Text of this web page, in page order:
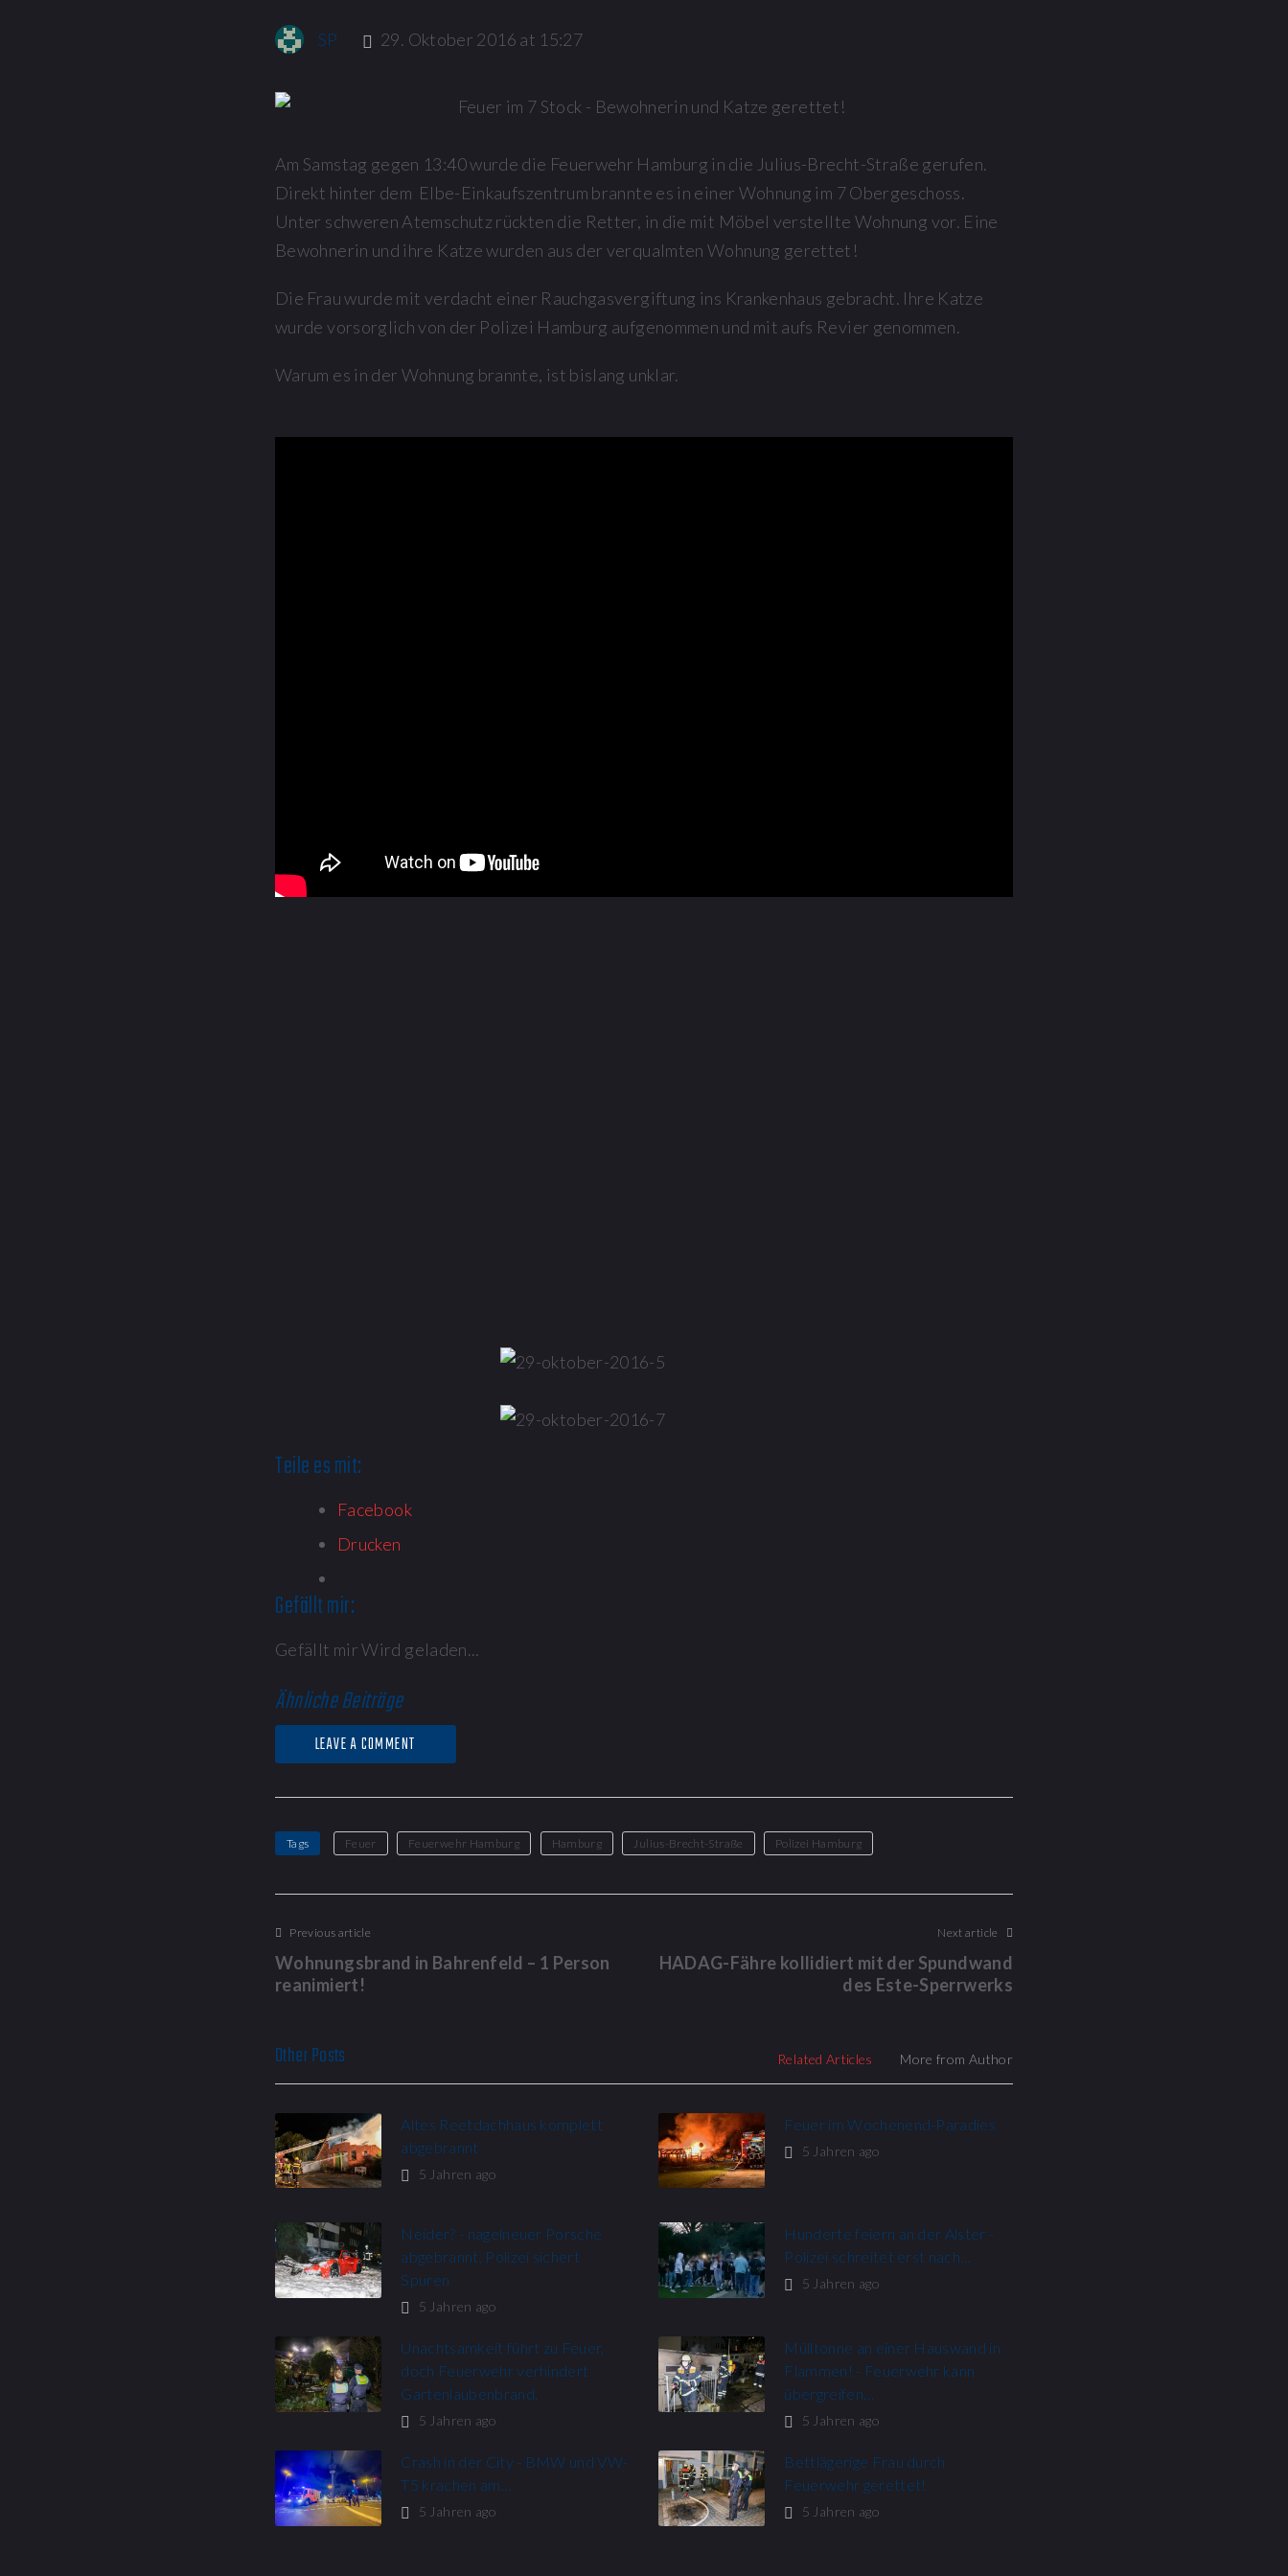
SP 29. Oktober 2016 at 15:27
Am Samstag gegen 13:40 wurde die Feuerwehr Hamburg in die Julius-Brecht-Straße gerufen.
Direkt hinter dem Elbe-Einkaufszentrum brannte es in einer Wohnung im 7 Obergeschoss.
Unter schweren Atemschutz rückten die Retter, in die mit Möbel verstellte Wohnung vor. Eine
Bewohnerin und ihre Katze wurden aus der verqualmten Wohnung gerettet!
Die Frau wurde mit verdacht einer Rauchgasvergiftung ins Krankenhaus gebracht. Ihre Katze
wurde vorsorglich von der Polizei Hamburg aufgenommen und mit aufs Revier genommen.
Warum es in der Wohnung brannte, ist bislang unklar.
Teile es mit:
Facebook
Drucken
Gefällt mir:
Gefällt mirWird geladen...
Ähnliche Beiträge
LEAVE A COMMENT
Tags Feuer Feuerwehr Hamburg Hamburg Julius-Brecht-Straße Polizei Hamburg
Previous article
Wohnungsbrand in Bahrenfeld – 1 Person
reanimiert!
Next article
HADAG-Fähre kollidiert mit der Spundwand
des Este-Sperrwerks
Other Posts Related Articles More from Author
Altes Reetdachhaus komplett
abgebrannt
5 Jahren ago
Feuer im Wochenend-Paradies
5 Jahren ago
Neider? - nagelneuer Porsche
abgebrannt, Polizei sichert
Spuren
5 Jahren ago
Hunderte feiern an der Alster -
Polizei schreitet erst nach…
5 Jahren ago
Unachtsamkeit führt zu Feuer,
doch Feuerwehr verhindert
Gartenlaubenbrand.
5 Jahren ago
Mülltonne an einer Hauswand in
Flammen! - Feuerwehr kann
übergreifen…
5 Jahren ago
Crash in der City - BMW und VW-
T5 krachen am…
5 Jahren ago
Bettlägerige Frau durch
Feuerwehr gerettet!
5 Jahren ago